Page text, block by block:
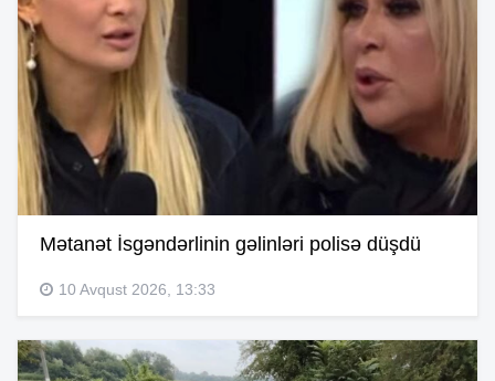
Mətanət İsgəndərlinin gəlinləri polisə düşdü
10 Avqust 2026, 13:33